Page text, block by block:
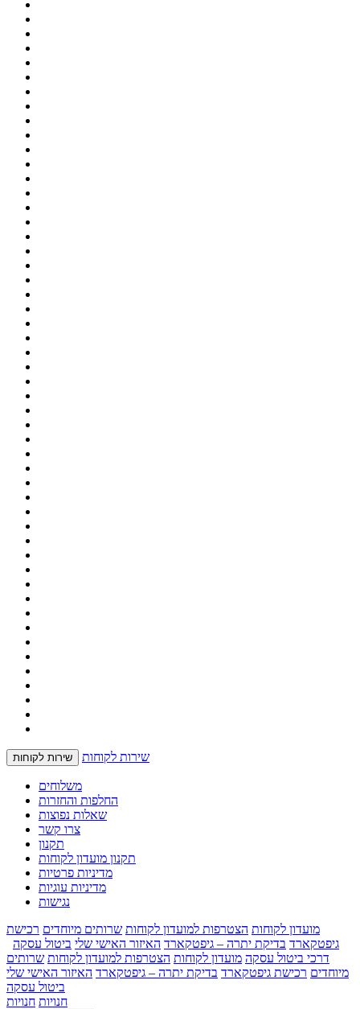
שירות לקוחות שירות לקוחות
משלוחים
החלפות והחזרות
שאלות נפוצות
צרו קשר
תקנון
תקנון מועדון לקוחות
מדיניות פרטיות
מדיניות עוגיות
נגישות
מועדון לקוחות הצטרפות למועדון לקוחות שרותים מיוחדים רכישת
גיפטקארד בדיקת יתרה – גיפטקארד האיזור האישי שלי ביטול עסקה
דרכי ביטול עסקה מועדון לקוחות הצטרפות למועדון לקוחות שרותים
מיוחדים רכישת גיפטקארד בדיקת יתרה – גיפטקארד האיזור האישי שלי
ביטול עסקה
חנויות חנויות